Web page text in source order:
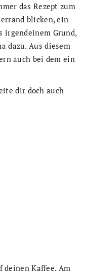
das Rezept zum
blicken, ein
irgendeinem Grund,
dazu. Aus diesem
auch bei dem ein
dir doch auch
deinen Kaffee. Am